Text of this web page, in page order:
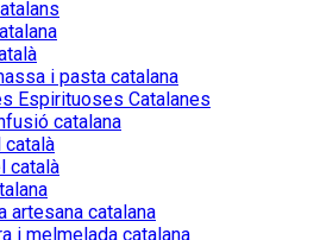
i pasta catalana
Espirituoses Catalanes
catalana
català
català
artesana catalana
i melmelada catalana